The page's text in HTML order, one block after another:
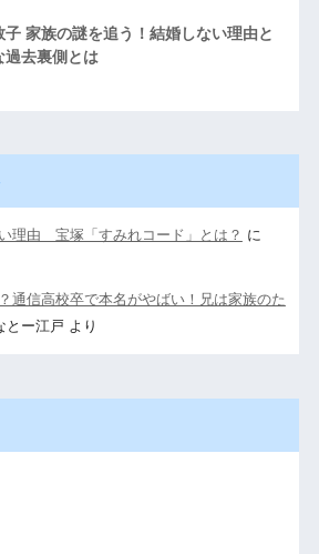
子 家族の謎を追う！結婚しない理由と
過去裏側とは
理由 宝塚「すみれコード」とは？ に
通信高校卒で本名がやばい！兄は家族のた
とー江戸 より